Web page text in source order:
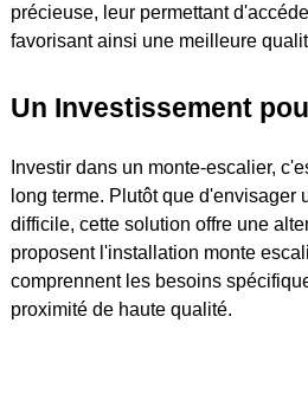
précieuse, leur permettant
favorisant ainsi une meilleure
Un Investissement
Investir dans un monte-escalier,
long terme. Plutôt que
difficile, cette solution offre une
proposent l'installation monte
comprennent les besoins
proximité de haute qualité.